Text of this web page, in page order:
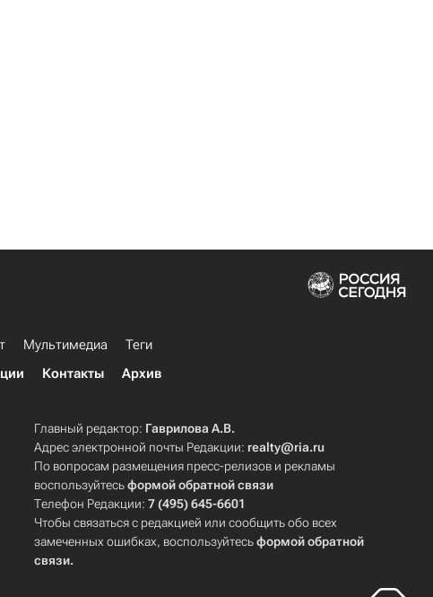
Мультимедиа
Теги
Контакты Архив
Главный редактор: Гаврилова А.В.
Адрес электронной почты Редакции: realty@ria.ru
По вопросам размещения пресс-релизов и рекламы
воспользуйтесьформой обратной связи
Телефон Редакции:7 (495) 645-6601
Чтобы связаться с редакцией или сообщить обо всех
замеченных ошибках, воспользуйтесьформой обратной
связи.